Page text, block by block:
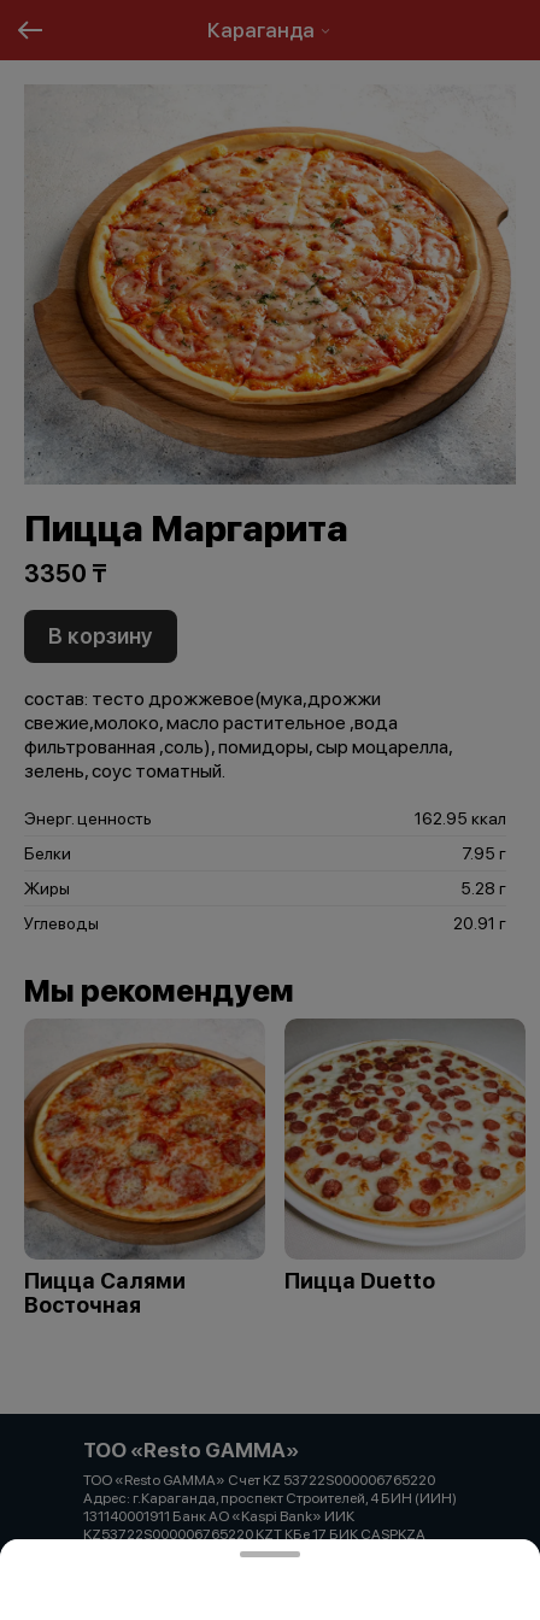
Караганда
Пицца Маргарита
3350 ₸
В корзину
состав: тесто дрожжевое(мука,дрожжи
свежие,молоко, масло растительное ,вода
фильтрованная ,соль), помидоры, сыр моцарелла,
зелень, соус томатный.
Энерг. ценность
162.95 ккал
Белки
7.95 г
Жиры
5.28 г
Углеводы
20.91 г
Мы рекомендуем
Пицца Салями
Восточная
Пицца Duetto
ТОО «Resto GAMMA»
ТОО «Resto GAMMA» Счет KZ 53722S000006765220
Адрес: г.Караганда, проспект Строителей, 4 БИН (ИИН)
131140001911 Банк АО «Kaspi Bank» ИИК
KZ53722S000006765220 KZT КБе 17 БИК CASPKZA
Работает на эффективном ядреFoodpicásso